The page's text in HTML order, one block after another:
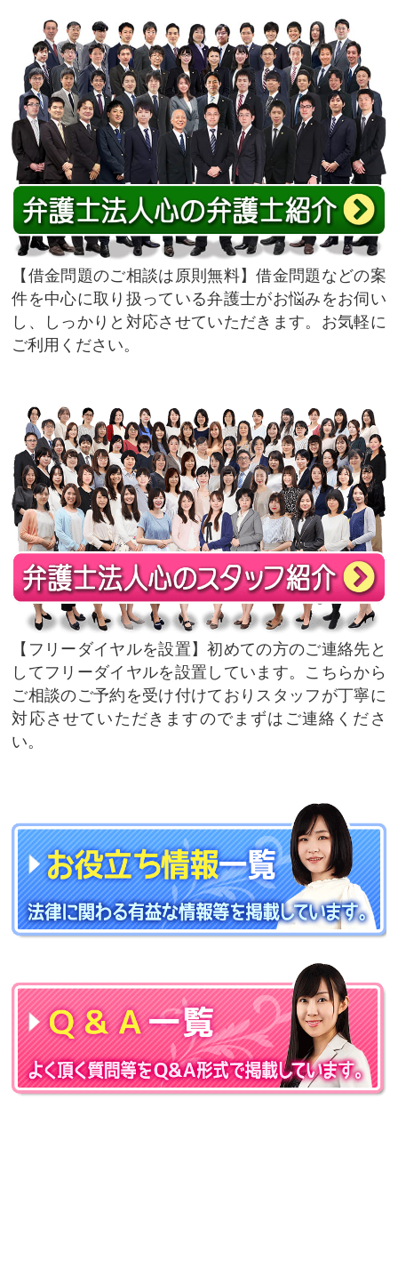
借金問題のご相談は原則無料
借金問題などの案
件を中心に取り扱っている弁護士がお悩みをお伺い
し、しっかりと対応させていただきます。お気軽に
ご利用ください。
フリーダイヤルを設置
初めての方のご連絡先と
してフリーダイヤルを設置しています。こちらから
ご相談のご予約を受け付けておりスタッフが丁寧に
対応させていただきますのでまずはご連絡くださ
い。